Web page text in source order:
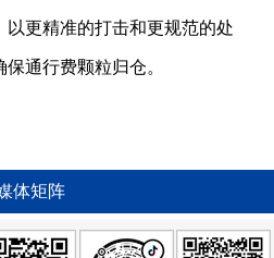
更精准的打击和更规范的处
通行费颗粒归仓。
体矩阵